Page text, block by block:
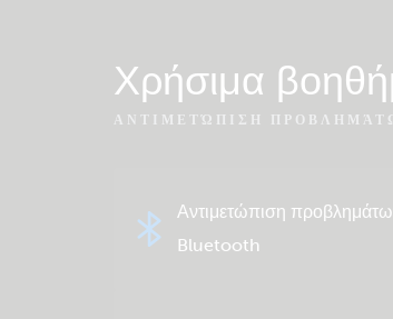
Χρήσιμα
ΑΝΤΙΜΕΤΏΠΙΣΗ
Αντιμετώπιση
Bluetooth